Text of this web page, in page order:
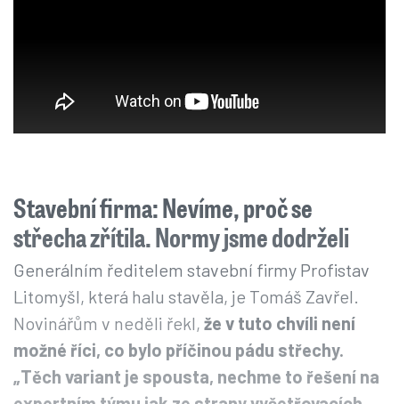
„Myslel jsem si, že je to špatnej vtip, ty v*le!“